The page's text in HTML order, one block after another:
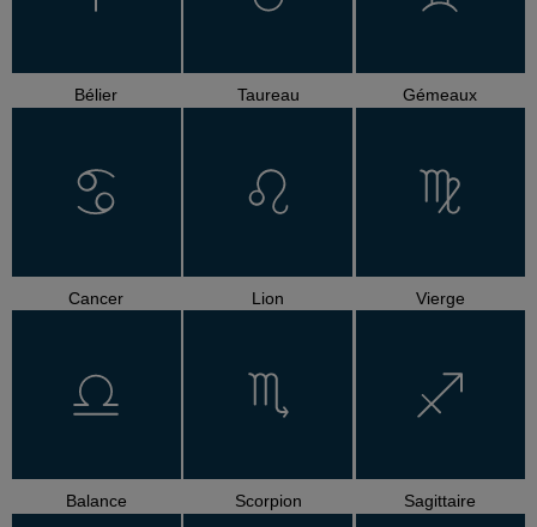
Bélier Taureau Gémeaux
Cancer Lion Vierge
Balance Scorpion Sagittaire